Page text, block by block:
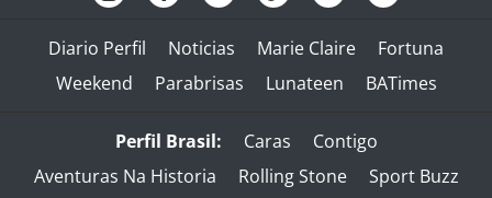
Diario Perfil Noticias Marie Claire
Fortuna
Weekend
Parabrisas Lunateen BATimes
Perfil Brasil: Caras
Contigo
Aventuras Na Historia
Rolling Stone
Sport Buzz